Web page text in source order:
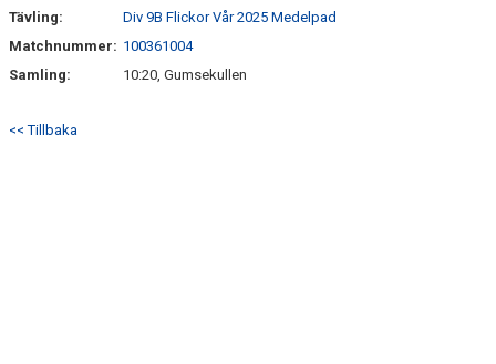
Tävling:
Div 9B Flickor Vår 2025 Medelpad
Matchnummer: 100361004
Samling:
10:20, Gumsekullen
<< Tillbaka